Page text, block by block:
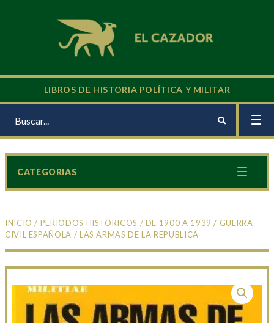
LIBROS DE HISTORIA POLÍTICA Y MILITAR
INICIO / PERÍODOS HISTÓRICOS / DE 1900 A 1939 / GUERRA
CIVIL ESPAÑOLA / LAS ARMAS DE LA REPUBLICA
CATEGORIAS